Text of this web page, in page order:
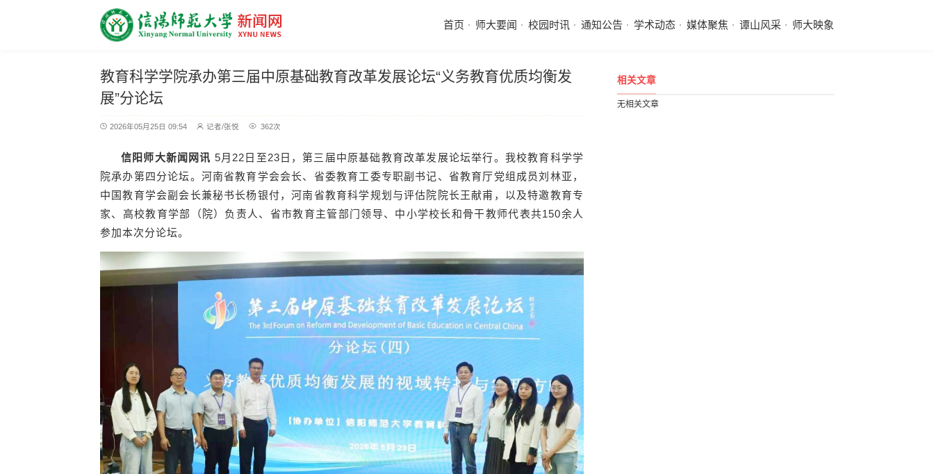
首页 师大要闻 校园时讯 通知公告 学术动态 媒体聚焦 谭山风采 师大映象
教育科学学院承办第三届中原基础教育改革发展论坛“义务教育优质均衡发
展”分论坛
2026年05月25日 09:54 记者/张悦 362次
信阳师大新闻网讯 5月22日至23日，第三届中原基础教育改革发展论坛举行。我校教育科学学
院承办第四分论坛。河南省教育学会会长、省委教育工委专职副书记、省教育厅党组成员刘林亚，
中国教育学会副会长兼秘书长杨银付，河南省教育科学规划与评估院院长王献甫，以及特邀教育专
家、高校教育学部（院）负责人、省市教育主管部门领导、中小学校长和骨干教师代表共150余人
参加本次分论坛。
相关文章
无相关文章